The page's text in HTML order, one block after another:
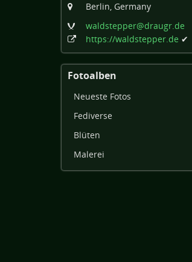
Berlin, Germany
waldstepper@draugr.de
https://waldstepper.de ✔
Fotoalben
Neueste Fotos
Fediverse
Blüten
Malerei